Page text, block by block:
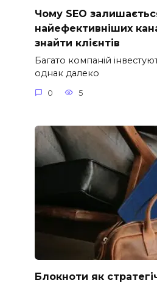
Чому SEO
найефективніших
знайти клієнтів
Багато компаній
однак далеко
0 5
Блокноти як